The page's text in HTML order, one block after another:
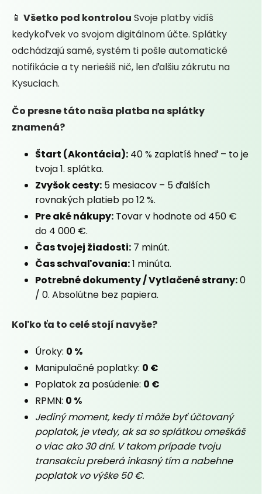
📱 Všetko pod kontrolou Svoje platby vidíš
kedykoľvek vo svojom digitálnom účte. Splátky
odchádzajú samé, systém ti pošle automatické
notifikácie a ty neriešiš nič, len ďalšiu zákrutu na
Kysuciach.
Čo presne táto naša platba na splátky
znamená?
Štart (Akontácia): 40 % zaplatíš hneď – to je
tvoja 1. splátka.
Zvyšok cesty: 5 mesiacov – 5 ďalších
rovnakých platieb po 12 %.
Pre aké nákupy: Tovar v hodnote od 450 €
do 4 000 €.
Čas tvojej žiadosti: 7 minút.
Čas schvaľovania:1 minúta.
Potrebné dokumenty / Vytlačené strany:0
/ 0. Absolútne bez papiera.
Koľko ťa to celé stojí navyše?
Úroky: 0 %
Manipulačné poplatky: 0 €
Poplatok za posúdenie: 0 €
RPMN: 0 %
Jediný moment, kedy ti môže byť účtovaný
poplatok, je vtedy, ak sa so splátkou omeškáš
o viac ako 30 dní. V takom prípade tvoju
transakciu preberá inkasný tím a nabehne
poplatok vo výške 50 €.